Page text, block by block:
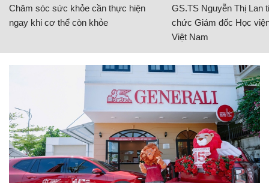
Chăm sóc sức khỏe cần thực hiện
ngay khi cơ thể còn khỏe
GS.TS Nguyễn Thị Lan
chức Giám đốc Học
Việt Nam